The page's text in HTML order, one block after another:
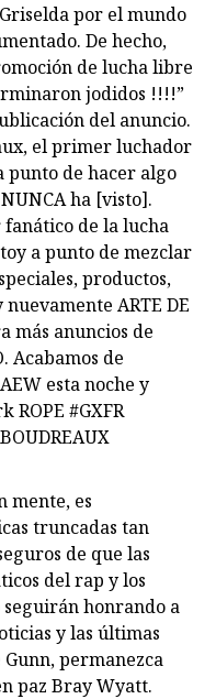
por el mundo
De hecho,
de lucha libre
jodidos !!!!”
del anuncio.
el primer luchador
punto de hacer algo
ha [visto].
fanático de la lucha
a punto de mezclar
productos,
nuevamente ARTE DE
más anuncios de
Acabamos de
esta noche y
ROPE #GXFR
mente, es
truncadas tan
de que las
del rap y los
honrando a
y las últimas
permanezca
paz Bray Wyatt.